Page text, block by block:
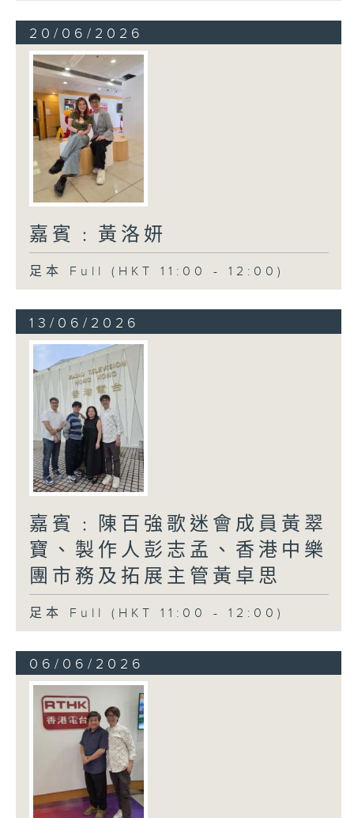
20/06/2026
嘉賓﹕黃洛妍
足本 Full (HKT 11:00 - 12:00)
13/06/2026
嘉賓﹕陳百強歌迷會成員黃翠
寶、製作人彭志孟、香港中樂
團市務及拓展主管黃卓思
足本 Full (HKT 11:00 - 12:00)
06/06/2026